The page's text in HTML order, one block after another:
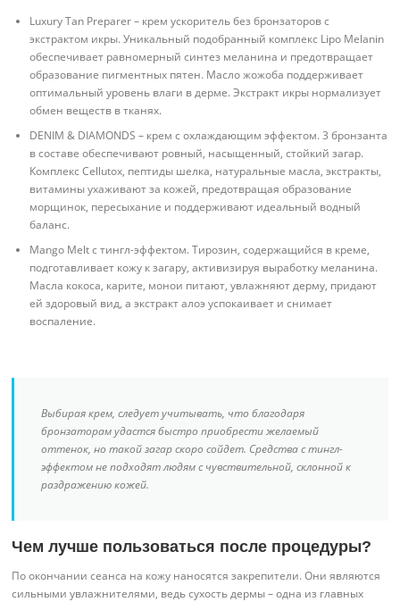
Luxury Tan Preparer – крем ускоритель без бронзаторов с
экстрактом икры. Уникальный подобранный комплекс Lipo Melanin
обеспечивает равномерный синтез меланина и предотвращает
образование пигментных пятен. Масло жожоба поддерживает
оптимальный уровень влаги в дерме. Экстракт икры нормализует
обмен веществ в тканях.
DENIM & DIAMONDS – крем с охлаждающим эффектом. 3 бронзанта
в составе обеспечивают ровный, насыщенный, стойкий загар.
Комплекс Cellutox, пептиды шелка, натуральные масла, экстракты,
витамины ухаживают за кожей, предотвращая образование
морщинок, пересыхание и поддерживают идеальный водный
баланс.
Mango Melt с тингл-эффектом. Тирозин, содержащийся в креме,
подготавливает кожу к загару, активизируя выработку меланина.
Масла кокоса, карите, монои питают, увлажняют дерму, придают
ей здоровый вид, а экстракт алоэ успокаивает и снимает
воспаление.
Выбирая крем, следует учитывать, что благодаря
бронзаторам удастся быстро приобрести желаемый
оттенок, но такой загар скоро сойдет. Средства с тингл-
эффектом не подходят людям с чувствительной, склонной к
раздражению кожей.
Чем лучше пользоваться после процедуры?
По окончании сеанса на кожу наносятся закрепители. Они являются
сильными увлажнителями, ведь сухость дермы – одна из главных